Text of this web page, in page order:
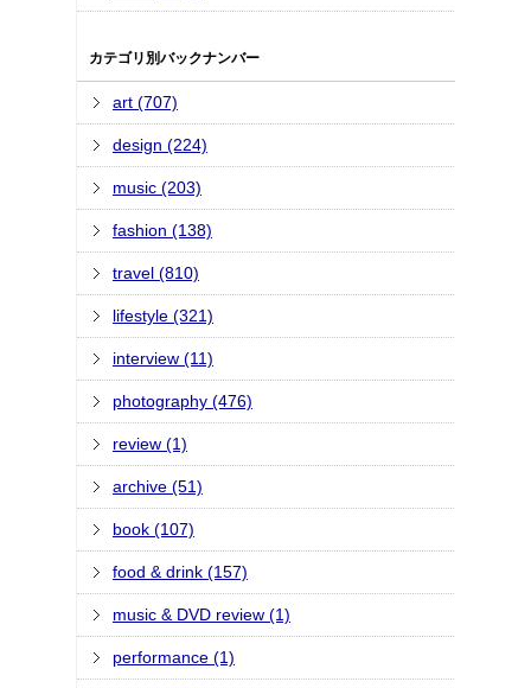
カテゴリ別バックナンバー
art (707)
design (224)
music (203)
fashion (138)
travel (810)
lifestyle (321)
interview (11)
photography (476)
review (1)
archive (51)
book (107)
food & drink (157)
music & DVD review (1)
performance (1)